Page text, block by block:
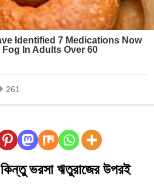
কিন্তু ভরসা ঋতুরাজের উপরই